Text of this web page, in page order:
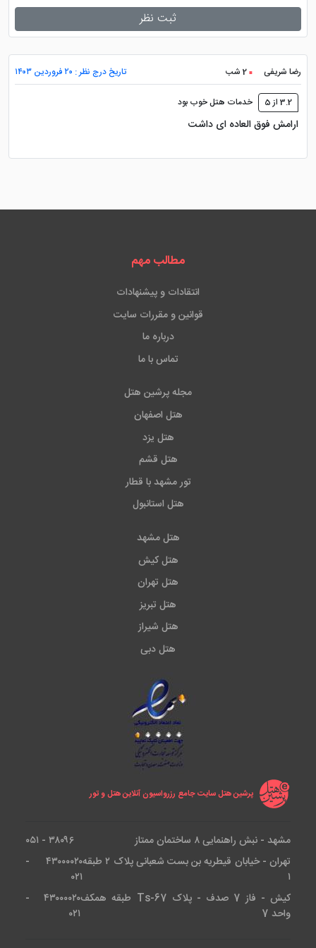
لحظاتی را به شادی بگذراند. در بار هتل موسیقی های تندی
همواره در حال پخش است که افراد را ترغیب به پایکوبی و
میل نوشیدنی های الکلی و غیره الکلی می کند.
هتل مگا رزیدنس استانبول و هتل گرند حیات
استانبول
از جمله هتل هایی هستند که خدمات و امکاناتی
مشابه هتل الیت ورلد پرستیژ را ارائه می دهند. با مقایسه
این هتل های استانبول می توانید اقامتی متناسب با بودجه
ثبت نظر
رضا شریفی 2 شب تاریخ درج نظر : ۲۰ فروردین ۱۴۰۳
3.2 از 5 خدمات هتل خوب بود
ارامش فوق العاده ای داشت
مطالب مهم
انتقادات و پیشنهادات
قوانین و مقررات سایت
درباره ما
تماس با ما
مجله پرشین هتل
هتل اصفهان
هتل یزد
هتل قشم
تور مشهد با قطار
هتل استانبول
هتل مشهد
هتل کیش
هتل تهران
هتل تبریز
هتل شیراز
هتل دبی
پرشین هتل سایت جامع رزرواسیون آنلاین هتل و تور
مشهد - نبش راهنمایی ۸ ساختمان ممتاز
۳۸۰۹۶ - ۰۵۱
تهران - خیابان قیطریه بن بست شعبانی پلاک ۲ طبقه
۱
۴۳۰۰۰۰۲۰ -
۰۲۱
کیش - فاز 7 صدف - پلاک Ts-67 طبقه همکف
واحد 7
۴۳۰۰۰۰۲۰ -
۰۲۱